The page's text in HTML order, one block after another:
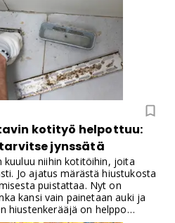
kotityö helpottuu:
jynssätä
kuuluu niihin kotitöihin, joita
Jo ajatus märästä hiustukosta
puistattaa. Nyt on
kansi vain painetaan auki ja
hiustenkerääjä on helppo